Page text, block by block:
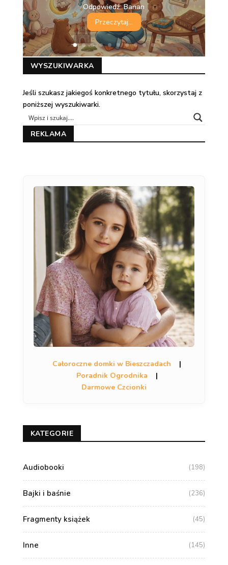
Odpowiedź: Banan
Przeczytaj...
WYSZUKIWARKA
Jeśli szukasz jakiegoś konkretnego tytułu, skorzystaj z
poniższej wyszukiwarki.
REKLAMA
Całoroczne domki w Bieszczadach
|
Poradnik Ogrodnika
|
Darmowe Czcionki
KATEGORIE
Audiobooki (198)
Bajki i baśnie (236)
Fragmenty książek (45)
Inne (145)